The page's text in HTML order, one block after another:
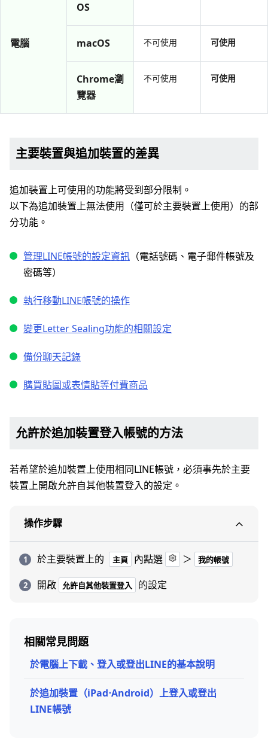
電腦
OS
macOS 不可使用 可使用
Chrome瀏
覽器
不可使用 可使用
主要裝置與追加裝置的差異
追加裝置上可使用的功能將受到部分限制。
以下為追加裝置上無法使用（僅可於主要裝置上使用）的部
分功能。
管理LINE帳號的設定資訊 （電話號碼、電子郵件帳號及
密碼等）
執行移動LINE帳號的操作
變更Letter Sealing功能的相關設定
備份聊天記錄
購買貼圖或表情貼等付費商品
允許於追加裝置登入帳號的方法
若希望於追加裝置上使用相同LINE帳號，必須事先於主要
裝置上開啟允許自其他裝置登入的設定。
操作步驟
於主要裝置上的 主頁 內點選 ＞ 我的帳號
開啟 允許自其他裝置登入 的設定
相關常見問題
於電腦上下載、登入或登出LINE的基本說明
於追加裝置（iPad⋅Android）上登入或登出
LINE帳號